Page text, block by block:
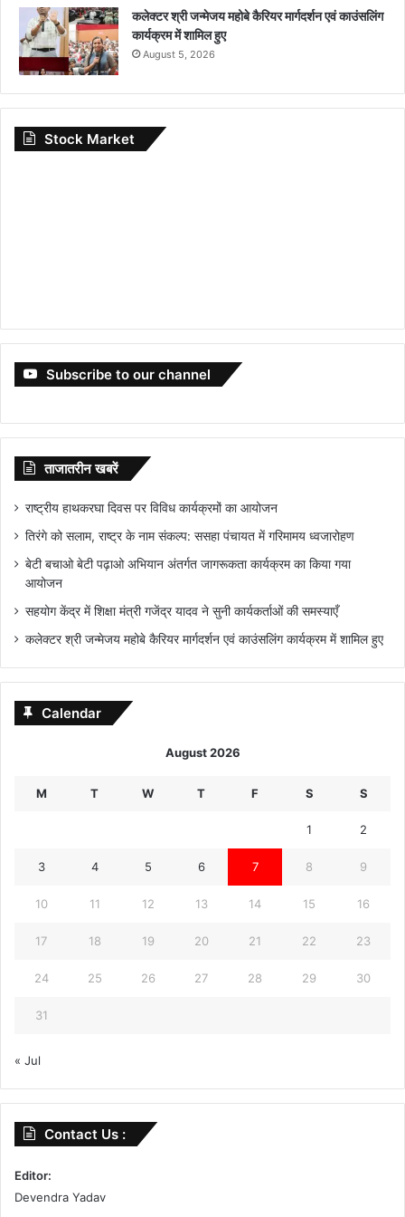
कलेक्टर श्री जन्मेजय महोबे कैरियर मार्गदर्शन एवं काउंसलिंग
कार्यक्रम में शामिल हुए
August 5, 2026
Stock Market
Subscribe to our channel
ताजातरीन खबरें
राष्ट्रीय हाथकरघा दिवस पर विविध कार्यक्रमों का आयोजन
तिरंगे को सलाम, राष्ट्र के नाम संकल्प: ससहा पंचायत में गरिमामय ध्वजारोहण
बेटी बचाओ बेटी पढ़ाओ अभियान अंतर्गत जागरूकता कार्यक्रम का किया गया
आयोजन
सहयोग केंद्र में शिक्षा मंत्री गजेंद्र यादव ने सुनी कार्यकर्ताओं की समस्याएँ
कलेक्टर श्री जन्मेजय महोबे कैरियर मार्गदर्शन एवं काउंसलिंग कार्यक्रम में शामिल हुए
Calendar
August 2026
M T W T F S S
1 2
3 4 5 6 7 8 9
10 11 12 13 14 15 16
17 18 19 20 21 22 23
24 25 26 27 28 29 30
31
« Jul
Contact Us :
Editor:
Devendra Yadav